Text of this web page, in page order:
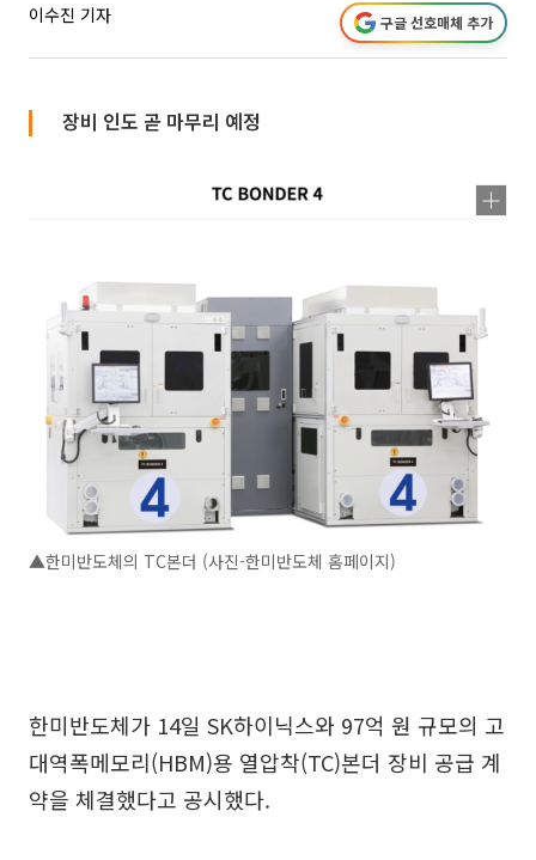
이수진 기자 구글 선호매체 추가
장비 인도 곧 마무리 예정
▲한미반도체의 TC본더 (사진-한미반도체 홈페이지)
한미반도체가 14일 SK하이닉스와 97억 원 규모의 고
대역폭메모리(HBM)용 열압착(TC)본더 장비 공급 계
약을 체결했다고 공시했다.